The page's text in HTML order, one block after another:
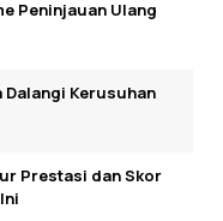
Peninjauan Ulang
Dalangi Kerusuhan
Prestasi dan Skor